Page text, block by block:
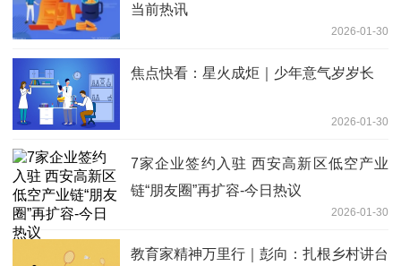
当前热讯
2026-01-30
焦点快看：星火成炬｜少年意气岁岁长
2026-01-30
7家企业签约入驻 西安高新区低空产业
链“朋友圈”再扩容-今日热议
2026-01-30
教育家精神万里行｜彭向：扎根乡村讲台